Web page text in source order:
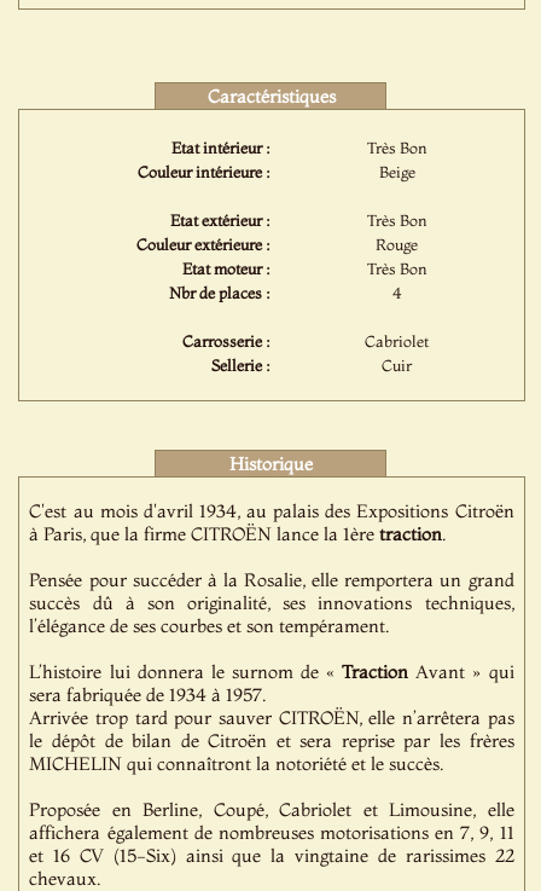
Caractéristiques
Etat intérieur :
Très Bon
Couleur intérieure :
Beige
Etat extérieur :
Très Bon
Couleur extérieure :
Rouge
Etat moteur :
Très Bon
Nbr de places :
4
Carrosserie :
Cabriolet
Sellerie :
Cuir
Historique
C'est au mois d'avril 1934, au palais des Expositions Citroën
à Paris, que la firme CITROËN lance la 1èretraction.
Pensée pour succéder à la Rosalie, elle remportera un grand
succès dû à son originalité, ses innovations techniques,
l’élégance de ses courbes et son tempérament.
L’histoire lui donnera le surnom de «Traction Avant » qui
sera fabriquée de 1934 à 1957.
Arrivée trop tard pour sauver CITROËN, elle n’arrêtera pas
le dépôt de bilan de Citroën et sera reprise par les frères
MICHELIN qui connaîtront la notoriété et le succès.
Proposée en Berline, Coupé, Cabriolet et Limousine, elle
affichera également de nombreuses motorisations en 7, 9, 11
et 16 CV (15-Six) ainsi que la vingtaine de rarissimes 22
chevaux.